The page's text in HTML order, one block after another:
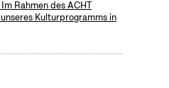
Rahmen des ACHT
Kulturprogramms in